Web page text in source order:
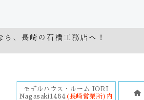
、長崎の石橋工務店へ！
モデルハウス・ルーム IORI
Nagasaki1484 (長崎営業所)内